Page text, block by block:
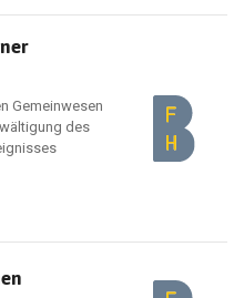
Gemeinwesen
des